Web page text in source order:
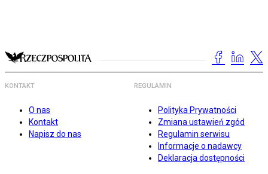
KONTAKT
O nas
Kontakt
Napisz do nas
REGULAMIN
Polityka Prywatności
Zmiana ustawień zgód
Regulamin serwisu
Informacje o nadawcy
Deklaracja dostępności